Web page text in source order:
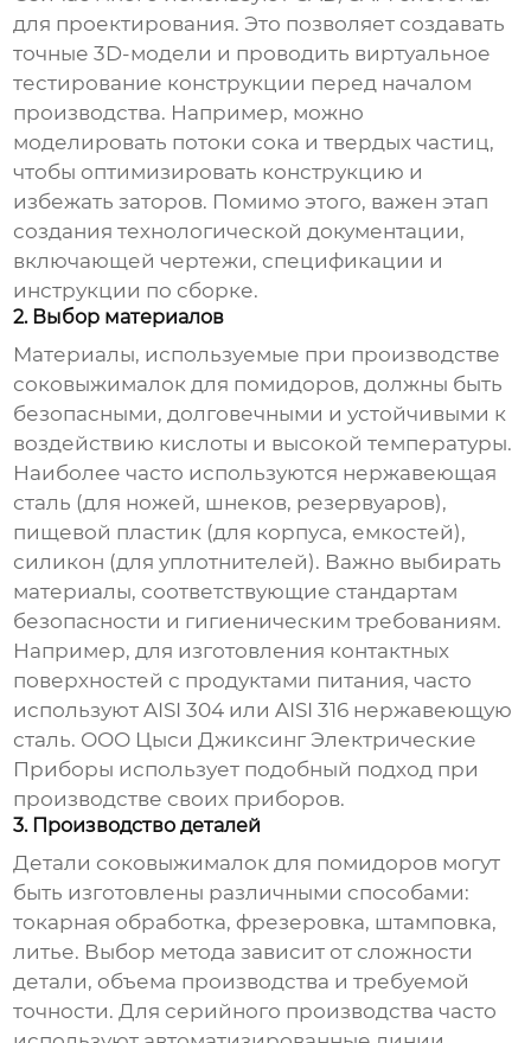
для проектирования. Это позволяет создавать
точные 3D-модели и проводить виртуальное
тестирование конструкции перед началом
производства. Например, можно
моделировать потоки сока и твердых частиц,
чтобы оптимизировать конструкцию и
избежать заторов. Помимо этого, важен этап
создания технологической документации,
включающей чертежи, спецификации и
инструкции по сборке.
2. Выбор материалов
Материалы, используемые при производстве
соковыжималок для помидоров, должны быть
безопасными, долговечными и устойчивыми к
воздействию кислоты и высокой температуры.
Наиболее часто используются нержавеющая
сталь (для ножей, шнеков, резервуаров),
пищевой пластик (для корпуса, емкостей),
силикон (для уплотнителей). Важно выбирать
материалы, соответствующие стандартам
безопасности и гигиеническим требованиям.
Например, для изготовления контактных
поверхностей с продуктами питания, часто
используют AISI 304 или AISI 316 нержавеющую
сталь. ООО Цыси Джиксинг Электрические
Приборы использует подобный подход при
производстве своих приборов.
3. Производство деталей
Детали соковыжималок для помидоров могут
быть изготовлены различными способами:
токарная обработка, фрезеровка, штамповка,
литье. Выбор метода зависит от сложности
детали, объема производства и требуемой
точности. Для серийного производства часто